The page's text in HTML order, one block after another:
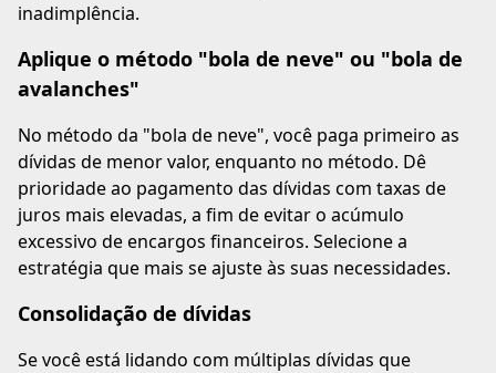
inadimplência.
Aplique o método "bola de neve" ou "bola de
avalanches"
No método da "bola de neve", você paga primeiro as
dívidas de menor valor, enquanto no método. Dê
prioridade ao pagamento das dívidas com taxas de
juros mais elevadas, a fim de evitar o acúmulo
excessivo de encargos financeiros. Selecione a
estratégia que mais se ajuste às suas necessidades.
Consolidação de dívidas
Se você está lidando com múltiplas dívidas que